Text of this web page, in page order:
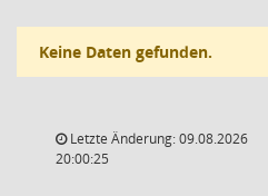
Keine Daten gefunden.
Letzte Änderung: 09.08.2026
20:00:25